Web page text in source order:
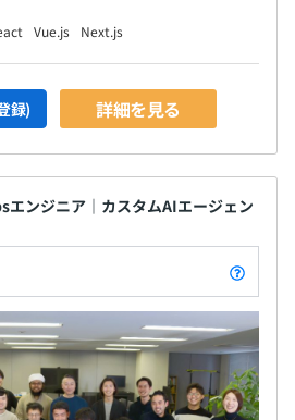
Vue.js Next.js
録) 詳細を見る
エンジニア｜カスタムAIエージェン